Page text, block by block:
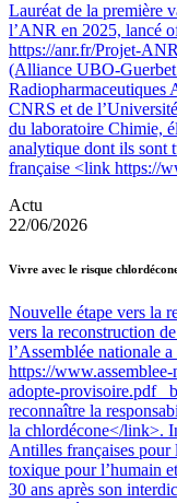
Lauréat de la première
l’ANR en 2025, lancé
https://anr.fr/Projet-
(Alliance UBO-
Radiopharmaceutiques
CNRS et de
du laboratoire Chimie,
analytique dont ils sont
française <link https://
Actu
22/06/2026
Vivre avec le risque
Nouvelle étape vers la
vers la reconstruction
l’Assemblée nationale
https://
adopte-provisoire.pdf
reconnaître la
la chlordécone</link>.
Antilles françaises pour
toxique pour l’humain
30 ans après son